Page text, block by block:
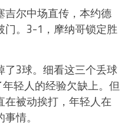
尔中场直传，本约德
门。3-1，摩纳哥锁定胜
3球。细看这三个丢球
轻人的经验欠缺上。但
被动挨打，年轻人在
情。